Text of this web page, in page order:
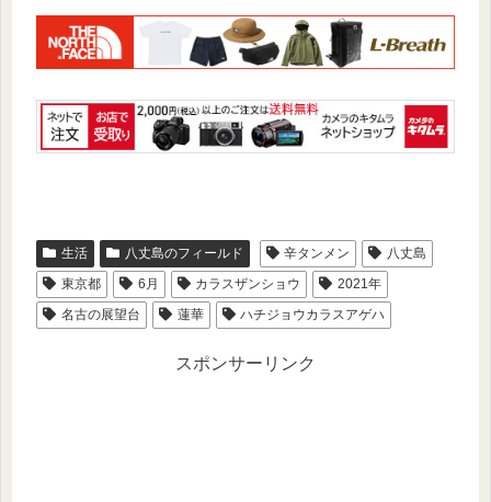
生活 八丈島のフィールド 辛タンメン
八丈島
東京都
6月 カラスザンショウ
2021年
名古の展望台
蓮華 ハチジョウカラスアゲハ
スポンサーリンク